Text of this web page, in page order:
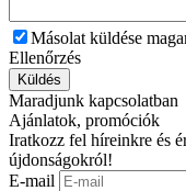
Másolat küldése
Ellenőrzés
Küldés
Maradjunk kapcsolatban
Ajánlatok, promóciók
Iratkozz fel híreinkre és
újdonságokról!
E-mail